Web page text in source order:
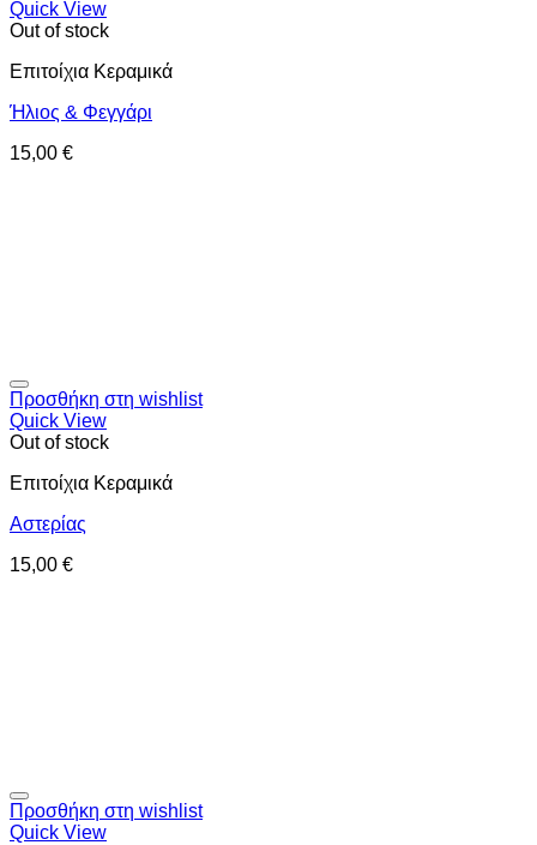
Quick View
Out of stock
Επιτοίχια Κεραμικά
Ήλιος & Φεγγάρι
15,00 €
Προσθήκη στη wishlist
Quick View
Out of stock
Επιτοίχια Κεραμικά
Αστερίας
15,00 €
Προσθήκη στη wishlist
Quick View